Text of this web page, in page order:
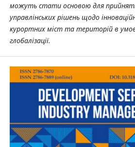
можуть стати основою для
управлінських рішень щодо
курортних міст та територій в
глобалізації.